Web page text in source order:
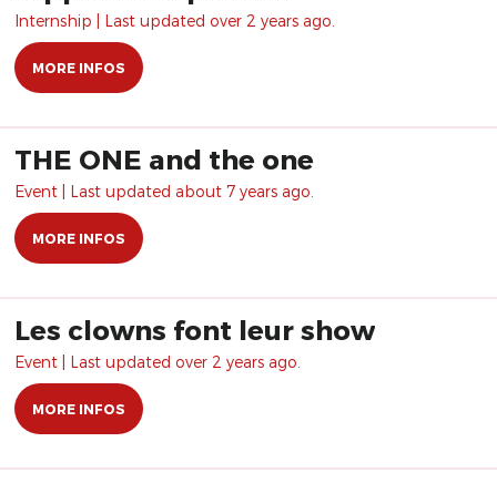
Internship | Last updated over 2 years ago.
MORE INFOS
THE ONE and the one
Event | Last updated about 7 years ago.
MORE INFOS
Les clowns font leur show
Event | Last updated over 2 years ago.
MORE INFOS